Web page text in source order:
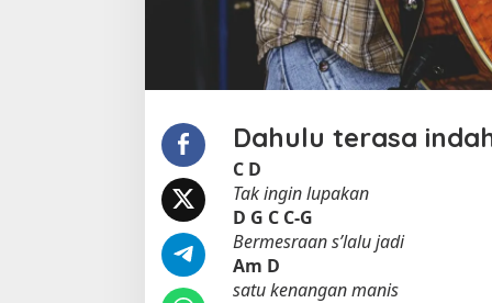
d
Dahulu terasa
C D
Tak ingin lupakan
D G C C-G
Bermesraan s’lalu jadi
Am D
satu kenangan manis